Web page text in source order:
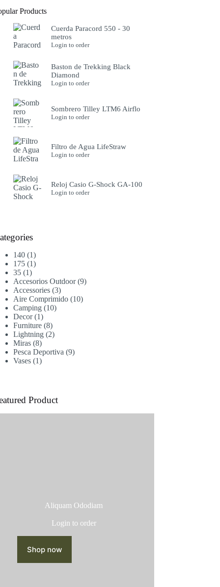
Products
Cuerda Paracord 550 - 30
metros
Login to order
Baston de Trekking Black
Diamond
Login to order
Sombrero Tilley LTM6 Airflo
Login to order
Filtro de Agua LifeStraw
Login to order
Reloj Casio G-Shock GA-100
Login to order
140 11
producto
175 11
35 11
producto
Accesorios Outdoor 99
Accessories 33
productos
Aire Comprimido 1010
Camping 1010
Decor 11
producto
Furniture 88
productos
Lightning 22
Miras 88
productos
Pesca Deportiva 99
Vases 11
Product
Aliquam Ododiam
Login to order
Shop now